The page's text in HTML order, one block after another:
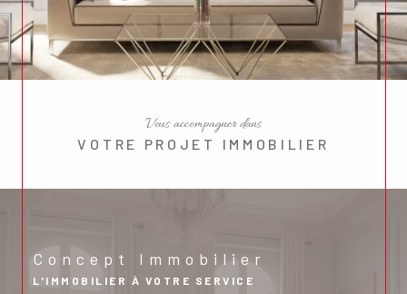
Vous accompagner dans
VOTRE PROJET IMMOBILIER
Concept Immobilier
L'IMMOBILIER À VOTRE SERVICE